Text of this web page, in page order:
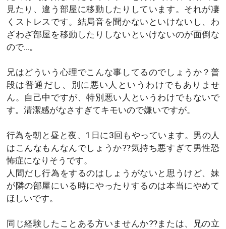
見たり、違う部屋に移動したりしています。それが凄
くストレスです。結局音を聞かないといけないし、わ
ざわざ部屋を移動したりしないといけないのが面倒な
ので…。
兄はどういう心理でこんな事してるのでしょうか？普
段は普通だし、別に悪い人というわけでもありませ
ん。自己中ですが、特別悪い人というわけでもないで
す。清潔感がなさすぎてキモいので嫌いですが。
行為を朝と昼と夜、1日に3回もやっています。男の人
はこんなもんなんでしょうか⁇気持ち悪すぎて男性恐
怖症になりそうです。
人間だし行為をするのはしょうがないと思うけど、妹
が隣の部屋にいる時にやったりするのは本当にやめて
ほしいです。
同じ経験したことある方いませんか⁇または、兄の立